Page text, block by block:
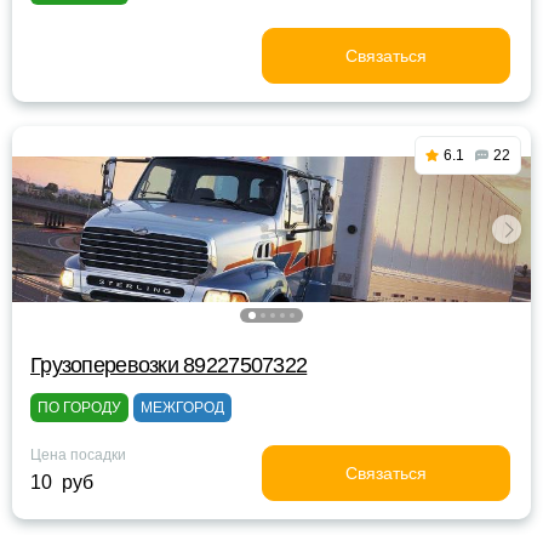
Связаться
6.1 22
Грузоперевозки 89227507322
ПО ГОРОДУ МЕЖГОРОД
Цена посадки
10 руб Связаться